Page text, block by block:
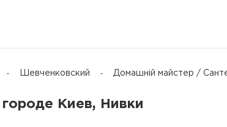
Шевченковский Домашній майстер /
городе Киев, Нивки